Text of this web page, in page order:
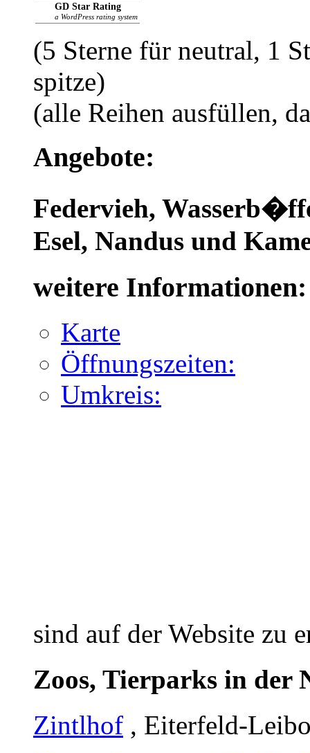
GD Star Rating
a WordPress rating system
(5 Sterne für neutral, 1
spitze)
(alle Reihen ausfüllen,
Angebote:
Federvieh,
Esel, Nandus und
weitere Informationen:
Karte
Öffnungszeiten:
Umkreis:
sind auf der Website zu
Zoos, Tierparks in der
Zintlhof , Eiterfeld-